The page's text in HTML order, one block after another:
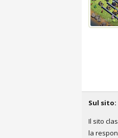
Sul sito:
Il sito
la